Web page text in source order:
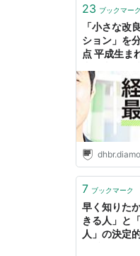
23 ブックマーク
「小さな改
ション」を
点 平成生ま
学） | イノ
DIAMOND
ジネス・レ
7 ブックマーク
早く知りた
きる人」と
人」の決定